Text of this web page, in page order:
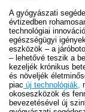
A gyógyászati
évtizedben
technológiai
egészségügyi
eszközök – a
– lehetővé teszik a
kezeljék krónikus
és növeljék
piac új technológiák,
okoseszközök és
bevezetésével új